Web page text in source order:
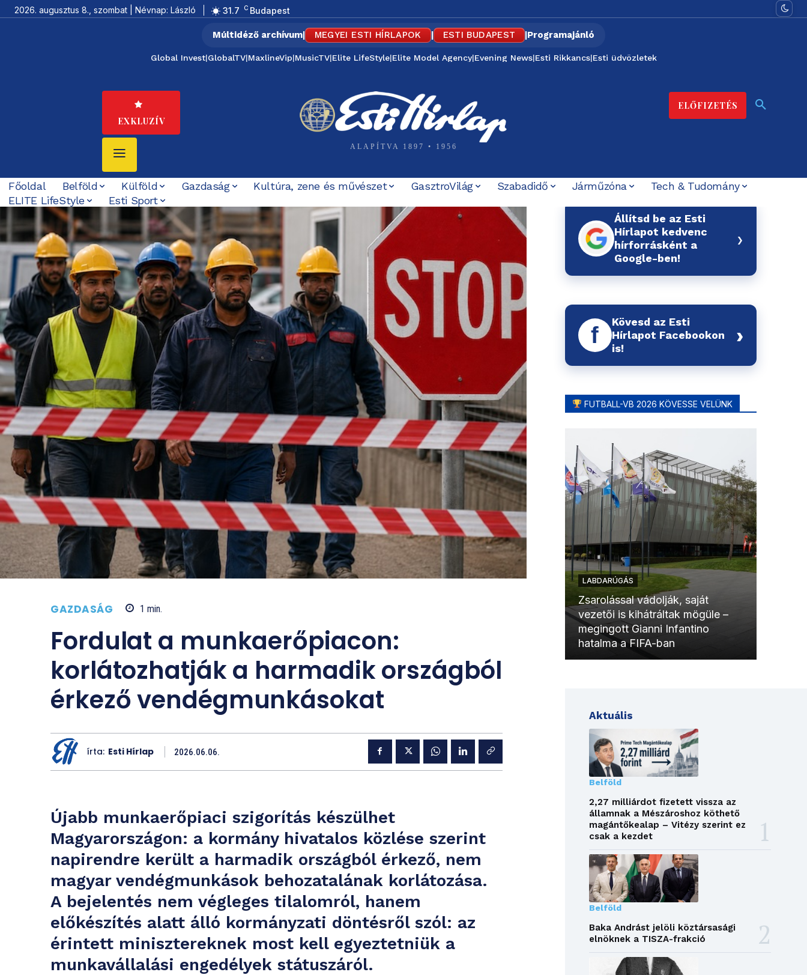
2026. augusztus 8., szombat | Névnap: László 31.7 C Budapest
Múltidéző archívum| MEGYEI ESTI HÍRLAPOK | ESTI BUDAPEST |Programajánló
Global Invest|GlobalTV|MaxlineVip|MusicTV|Elite LifeStyle|Elite Model Agency|Evening News|Esti Rikkancs|Esti üdvözletek
EXKLUZÍV
ALAPÍTVA 1897 • 1956
ELŐFIZETÉS
Főoldal Belföld Külföld Gazdaság Kultúra, zene és művészet GasztroVilág Szabadidő Járműzóna
Tech & Tudomány
ELITE LifeStyle
Esti Sport
GAZDASÁG 1 min.
Fordulat a munkaerőpiacon:
korlátozhatják a harmadik országból
érkező vendégmunkásokat
írta: Esti Hírlap 2026.06.06.
Újabb munkaerőpiaci szigorítás készülhet
Magyarországon: a kormány hivatalos közlése szerint
napirendre került a harmadik országból érkező, nem
magyar vendégmunkások behozatalának korlátozása.
A bejelentés nem végleges tilalomról, hanem
előkészítés alatt álló kormányzati döntésről szól: az
érintett minisztereknek most kell egyeztetniük a
munkavállalási engedélyek státuszáról.
Állítsd be az Esti
Hírlapot kedvenc
hírforrásként a
Google-ben!
›
f
Kövesd az Esti
Hírlapot Facebookon
is!
›
FUTBALL-VB 2026 KÖVESSE VELÜNK
LABDARÚGÁS
Zsarolással vádolják, saját
vezetői is kihátráltak mögüle –
megingott Gianni Infantino
hatalma a FIFA-ban
Aktuális
Belföld
2,27 milliárdot fizetett vissza az
államnak a Mészároshoz köthető
magántőkealap – Vitézy szerint ez
csak a kezdet
Belföld
Baka Andrást jelöli köztársasági
elnöknek a TISZA-frakció